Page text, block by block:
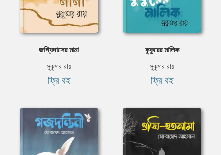
জগ্যিদাসের মামা
সুকুমার রায়
ফ্রি বই
কুকুরের মালিক
সুকুমার রায়
ফ্রি বই